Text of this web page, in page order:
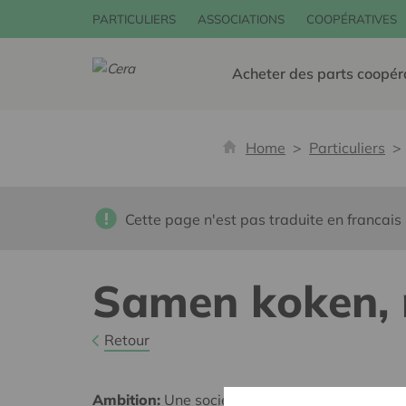
PARTICULIERS ASSOCIATIONS COOPÉRATIVES
Acheter des parts
Home Particuliers
Cette page n'est pas traduite en francais
Samen
Retour
Ambition: Une société solidaire et